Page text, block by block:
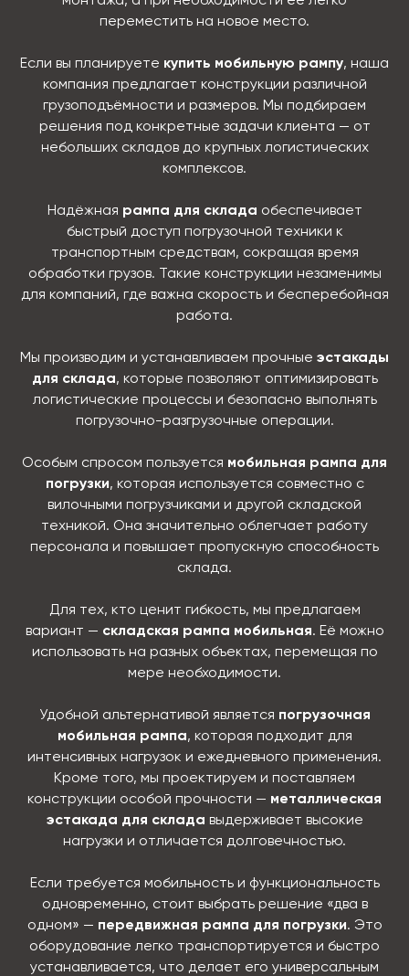
переместить на новое место.
Если вы планируете купить мобильную рампу, наша
компания предлагает конструкции различной
грузоподъёмности и размеров. Мы подбираем
решения под конкретные задачи клиента — от
небольших складов до крупных логистических
комплексов.
Надёжная рампа для склада обеспечивает
быстрый доступ погрузочной техники к
транспортным средствам, сокращая время
обработки грузов. Такие конструкции незаменимы
для компаний, где важна скорость и бесперебойная
работа.
Мы производим и устанавливаем прочные эстакады
для склада, которые позволяют оптимизировать
логистические процессы и безопасно выполнять
погрузочно-разгрузочные операции.
Особым спросом пользуется мобильная рампа для
погрузки, которая используется совместно с
вилочными погрузчиками и другой складской
техникой. Она значительно облегчает работу
персонала и повышает пропускную способность
склада.
Для тех, кто ценит гибкость, мы предлагаем
вариант — складская рампа мобильная. Её можно
использовать на разных объектах, перемещая по
мере необходимости.
Удобной альтернативой является погрузочная
мобильная рампа, которая подходит для
интенсивных нагрузок и ежедневного применения.
Кроме того, мы проектируем и поставляем
конструкции особой прочности — металлическая
эстакада для склада выдерживает высокие
нагрузки и отличается долговечностью.
Если требуется мобильность и функциональность
одновременно, стоит выбрать решение «два в
одном» — передвижная рампа для погрузки. Это
оборудование легко транспортируется и быстро
устанавливается, что делает его универсальным